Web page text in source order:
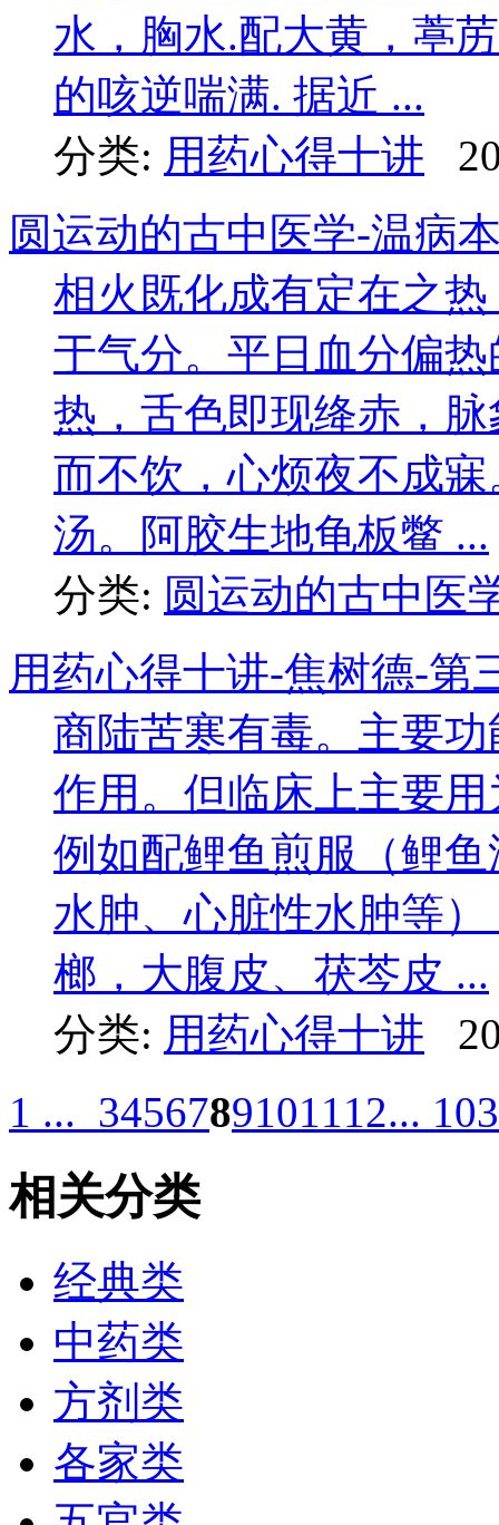
水，胸水.配大黄，葶
的咳逆喘满. 据近 ...
分类: 用药心得十讲
圆运动的古中医学-温病
相火既化成有定在之
于气分。平日血分偏
热，舌色即现绛赤，
而不饮，心烦夜不成
汤。阿胶生地龟板鳖 ...
分类: 圆运动的古中医
用药心得十讲-焦树德-第
商陆苦寒有毒。主要
作用。但临床上主要
例如配鲤鱼煎服（鲤
水肿、心脏性水肿等
榔，大腹皮、茯芩皮 ...
分类: 用药心得十讲
1 ... 3456789101112... 103
相关分类
经典类
中药类
方剂类
各家类